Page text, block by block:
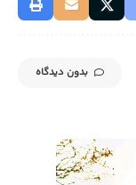
بدون دیدگاه